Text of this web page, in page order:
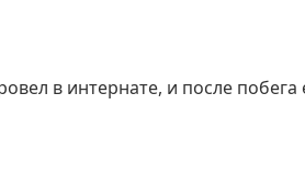
в интернате, и после